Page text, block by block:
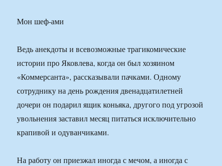
Мон шеф-ами
Ведь анекдоты и всевозможные трагикомические
истории про Яковлева, когда он был хозяином
«Коммерсанта», рассказывали пачками. Одному
сотруднику на день рождения двенадцатилетней
дочери он подарил ящик коньяка, другого под угрозой
увольнения заставил месяц питаться исключительно
крапивой и одуванчиками.
На работу он приезжал иногда с мечом, а иногда с